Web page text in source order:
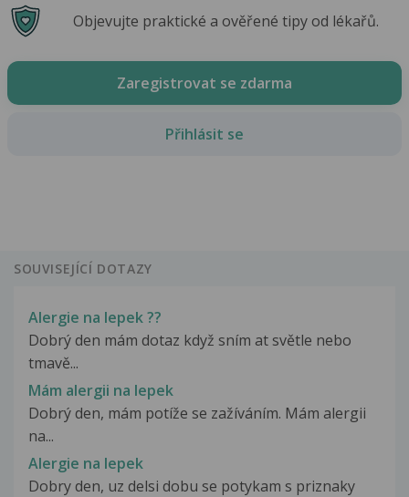
Objevujte praktické a ověřené tipy od lékařů.
Zaregistrovat se zdarma
Přihlásit se
SOUVISEJÍCÍ DOTAZY
Alergie na lepek ??
Dobrý den mám dotaz když sním at světle nebo
tmavě...
Mám alergii na lepek
Dobrý den, mám potíže se zažíváním. Mám alergii
na...
Alergie na lepek
Dobry den, uz delsi dobu se potykam s priznaky